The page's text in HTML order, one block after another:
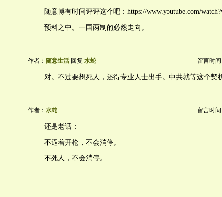
随意博有时间评评这个吧：https://www.youtube.com/
预料之中。一国两制的必然走向。
作者： 随意生活 回复 水蛇 留言时间
对。不过要想死人，还得专业人士出手。中共就等这个契
作者： 水蛇 留言时间
还是老话：
不逼着开枪，不会消停。
不死人，不会消停。